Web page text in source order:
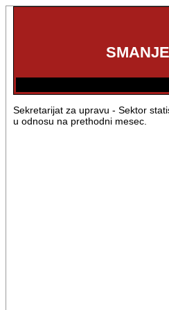
Sekretarijat za upravu - Sektor
u odnosu na prethodni mesec.